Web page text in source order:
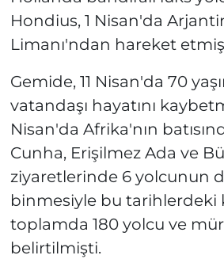
Hondius, 1 Nisan'da
Limanı'ndan hareket
Gemide, 11 Nisan'da 70
vatandaşı hayatını
Nisan'da Afrika'nın
Cunha, Erişilmez Ada ve
ziyaretlerinde 6 yolcunun
binmesiyle bu tarihlerdeki
toplamda 180 yolcu ve
belirtilmişti.